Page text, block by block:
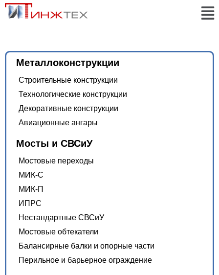
Металлоконструкции
Строительные конструкции
Технологические конструкции
Декоративные конструкции
Авиационные ангары
Мосты и СВСиУ
Мостовые переходы
МИК-С
МИК-П
ИПРС
Нестандартные СВСиУ
Мостовые обтекатели
Балансирные балки и опорные части
Перильное и барьерное ограждение